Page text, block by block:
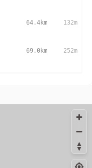
64.4km 132m
69.0km 252m